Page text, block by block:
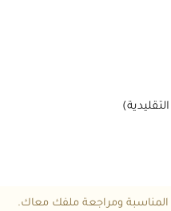
ومراجعة ملفك معاك.